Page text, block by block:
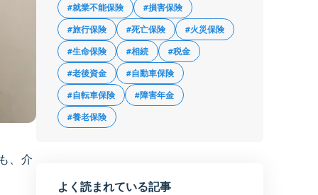
、介
#就業不能保険
#損害保険
#旅行保険
#死亡保険
#火災保険
#生命保険
#相続
#税金
#老後資金
#自動車保険
#自転車保険
#障害年金
#養老保険
よく読まれている記事